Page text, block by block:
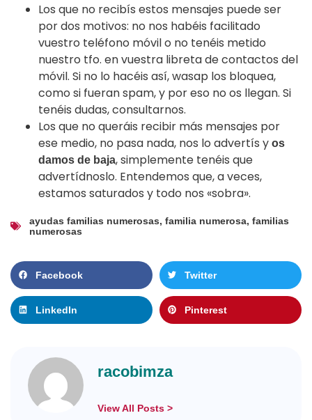
Los que no recibís estos mensajes puede ser
por dos motivos: no nos habéis facilitado
vuestro teléfono móvil o no tenéis metido
nuestro tfo. en vuestra libreta de contactos del
móvil. Si no lo hacéis así, wasap los bloquea,
como si fueran spam, y por eso no os llegan. Si
tenéis dudas, consultarnos.
Los que no queráis recibir más mensajes por
ese medio, no pasa nada, nos lo advertís y os
damos de baja, simplemente tenéis que
advertídnoslo. Entendemos que, a veces,
estamos saturados y todo nos «sobra».
ayudas familias numerosas, familia numerosa, familias
numerosas
Facebook Twitter
LinkedIn Pinterest
racobimza
View All Posts >